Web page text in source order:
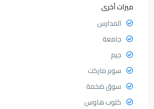
ميزات أخرى
المدارس
جامعة
جيم
سوبر ماركت
سوق ضخمة
كلوب هاوس